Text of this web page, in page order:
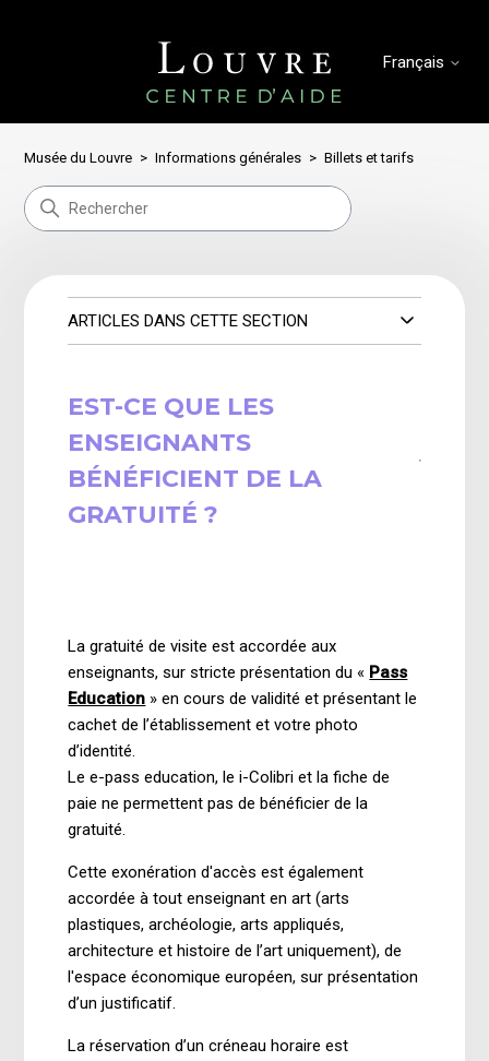
Français
Musée du Louvre Informations générales Billets et tarifs
ARTICLES DANS CETTE SECTION
EST-CE QUE LES
ENSEIGNANTS
BÉNÉFICIENT DE LA
GRATUITÉ ?
La gratuité de visite est accordée aux
enseignants, sur stricte présentation du « Pass
Education » en cours de validité et présentant le
cachet de l’établissement et votre photo
d’identité.
Le e-pass education, le i-Colibri et la fiche de
paie ne permettent pas de bénéficier de la
gratuité.
Cette exonération d'accès est également
accordée à tout enseignant en art (arts
plastiques, archéologie, arts appliqués,
architecture et histoire de l’art uniquement), de
l'espace économique européen, sur présentation
d’un justificatif.
La réservation d’un créneau horaire est